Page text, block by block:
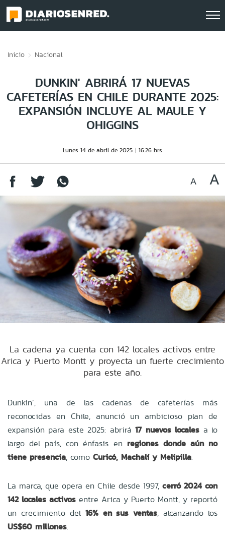
Inicio Nacional
DUNKIN' ABRIRÁ 17 NUEVAS
CAFETERÍAS EN CHILE DURANTE 2025:
EXPANSIÓN INCLUYE AL MAULE Y
OHIGGINS
Lunes 14 de abril de 2025 16:26 hrs
La cadena ya cuenta con 142 locales activos entre
Arica y Puerto Montt y proyecta un fuerte crecimiento
para este año.
Dunkin’, una de las cadenas de cafeterías más
reconocidas en Chile, anunció un ambicioso plan de
expansión para este 2025: abrirá17 nuevos locales a lo
largo del país, con énfasis en regiones donde aún no
tiene presencia, como Curicó, Machalí y Melipilla.
La marca, que opera en Chile desde 1997, cerró 2024 con
142 locales activos entre Arica y Puerto Montt, y reportó
un crecimiento del 16% en sus ventas, alcanzando los
US$60 millones.